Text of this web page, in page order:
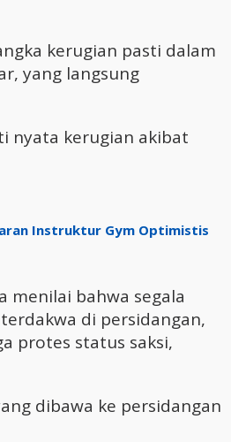
kerugian pasti dalam
yang langsung
nyata kerugian akibat
Instruktur Gym Optimistis
menilai bahwa segala
di persidangan,
protes status saksi,
dibawa ke persidangan